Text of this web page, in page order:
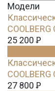
Модели
25 200 Ꝑ
27 800 Ꝑ